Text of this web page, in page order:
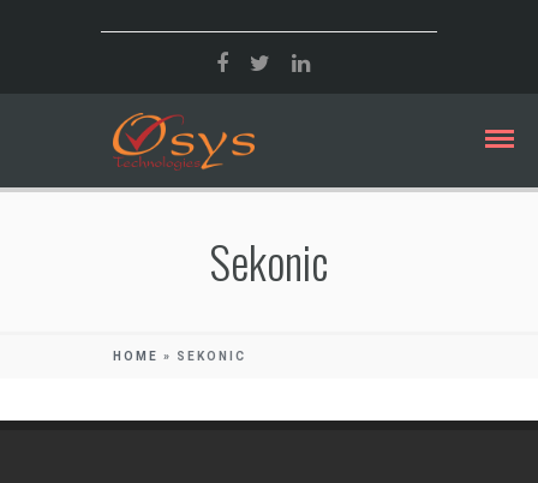
Sekonic
HOME » SEKONIC